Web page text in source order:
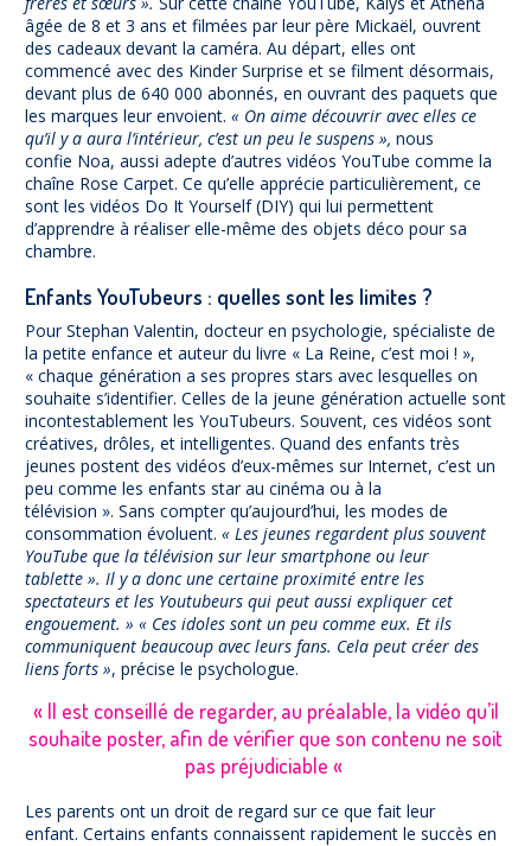
âgée de 8 et 3 ans et filmées par leur père Mickaël, ouvrent
des cadeaux devant la caméra. Au départ, elles ont
commencé avec des Kinder Surprise et se filment désormais,
devant plus de 640 000 abonnés, en ouvrant des paquets que
les marques leur envoient. « On aime découvrir avec elles ce
qu’il y a aura l’intérieur, c’est un peu le suspens », nous
confie Noa, aussi adepte d’autres vidéos YouTube comme la
chaîne Rose Carpet. Ce qu’elle apprécie particulièrement, ce
sont les vidéos Do It Yourself (DIY) qui lui permettent
d’apprendre à réaliser elle-même des objets déco pour sa
chambre.
Enfants YouTubeurs : quelles sont les limites ?
Pour Stephan Valentin, docteur en psychologie, spécialiste de
la petite enfance et auteur du livre « La Reine, c’est moi ! »,
« chaque génération a ses propres stars avec lesquelles on
souhaite s’identifier. Celles de la jeune génération actuelle sont
incontestablement les YouTubeurs. Souvent, ces vidéos sont
créatives, drôles, et intelligentes. Quand des enfants très
jeunes postent des vidéos d’eux-mêmes sur Internet, c’est un
peu comme les enfants star au cinéma ou à la
télévision ». Sans compter qu’aujourd’hui, les modes de
consommation évoluent. « Les jeunes regardent plus souvent
YouTube que la télévision sur leur smartphone ou leur
tablette ». Il y a donc une certaine proximité entre les
spectateurs et les Youtubeurs qui peut aussi expliquer cet
engouement. » « Ces idoles sont un peu comme eux. Et ils
communiquent beaucoup avec leurs fans. Cela peut créer des
liens forts », précise le psychologue.
« Il est conseillé de regarder, au préalable, la vidéo qu’il
souhaite poster, afin de vérifier que son contenu ne soit
pas préjudiciable «
Les parents ont un droit de regard sur ce que fait leur
enfant. Certains enfants connaissent rapidement le succès en